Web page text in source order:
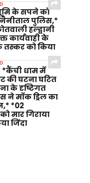
के सपने को
पुलिस,*
हल्द्वानी
कार्यवाही के
तस्कर को किया
*कैंची धाम में
की घटना घटित
के दृष्टिगत
ने मॉक ड्रिल का
*02
मार गिराया
जिंदा